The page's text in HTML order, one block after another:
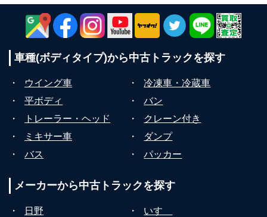
車種(ボディタイプ)から中古トラックを探す
・ ウイング車 ・
冷凍車・冷蔵車
・
平ボディ ・
バン
・
トレーラー・ヘッド ・
クレーン付き
・
ミキサー車 ・
ダンプ
・
バス ・ パッカー
メーカーから中古トラックを探す
・ 日野 ・
いすゞ